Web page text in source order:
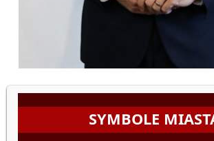
SYMBOLE